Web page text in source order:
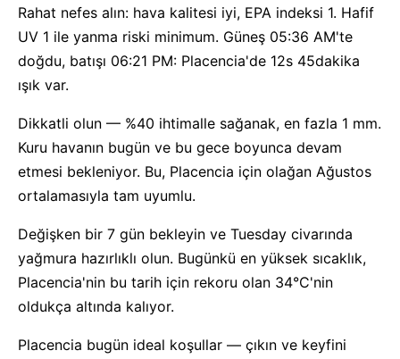
Rahat nefes alın: hava kalitesi iyi, EPA indeksi 1. Hafif
UV 1 ile yanma riski minimum. Güneş 05:36 AM'te
doğdu, batışı 06:21 PM: Placencia'de 12s 45dakika
ışık var.
Dikkatli olun — %40 ihtimalle sağanak, en fazla 1 mm.
Kuru havanın bugün ve bu gece boyunca devam
etmesi bekleniyor. Bu, Placencia için olağan Ağustos
ortalamasıyla tam uyumlu.
Değişken bir 7 gün bekleyin ve Tuesday civarında
yağmura hazırlıklı olun. Bugünkü en yüksek sıcaklık,
Placencia'nin bu tarih için rekoru olan 34°C'nin
oldukça altında kalıyor.
Placencia bugün ideal koşullar — çıkın ve keyfini